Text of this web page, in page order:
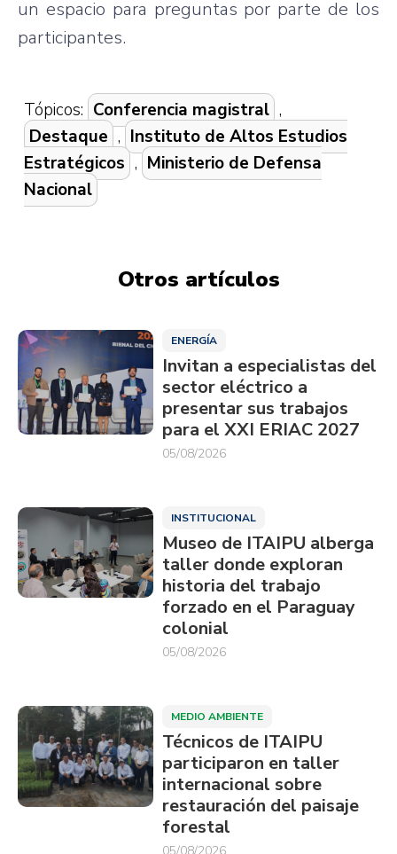
un espacio para preguntas por parte de los
participantes.
Tópicos: Conferencia magistral ,
Destaque , Instituto de Altos Estudios
Estratégicos , Ministerio de Defensa
Nacional
Otros artículos
ENERGÍA
Invitan a especialistas del
sector eléctrico a
presentar sus trabajos
para el XXI ERIAC 2027
05/08/2026
INSTITUCIONAL
Museo de ITAIPU alberga
taller donde exploran
historia del trabajo
forzado en el Paraguay
colonial
05/08/2026
MEDIO AMBIENTE
Técnicos de ITAIPU
participaron en taller
internacional sobre
restauración del paisaje
forestal